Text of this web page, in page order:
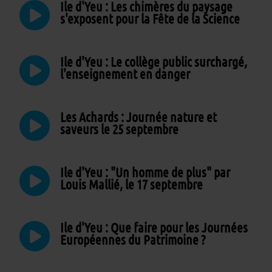
Ile d'Yeu : Les chimères du paysage
s'exposent pour la Fête de la Science
Ile d'Yeu : Le collège public surchargé,
l'enseignement en danger
Les Achards : Journée nature et
saveurs le 25 septembre
Ile d'Yeu : "Un homme de plus" par
Louis Mallié, le 17 septembre
Ile d'Yeu : Que faire pour les Journées
Européennes du Patrimoine ?